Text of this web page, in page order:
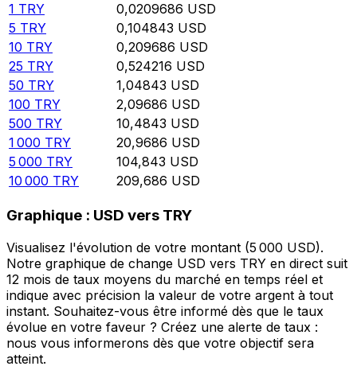
1 TRY 0,0209686 USD
5 TRY 0,104843 USD
10 TRY 0,209686 USD
25 TRY 0,524216 USD
50 TRY 1,04843 USD
100 TRY 2,09686 USD
500 TRY 10,4843 USD
1 000 TRY 20,9686 USD
5 000 TRY 104,843 USD
10 000 TRY 209,686 USD
Graphique : USD vers TRY
Visualisez l'évolution de votre montant (5 000 USD).
Notre graphique de change USD vers TRY en direct suit
12 mois de taux moyens du marché en temps réel et
indique avec précision la valeur de votre argent à tout
instant. Souhaitez-vous être informé dès que le taux
évolue en votre faveur ? Créez une alerte de taux :
nous vous informerons dès que votre objectif sera
atteint.